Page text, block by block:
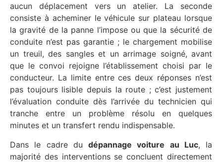
aucun déplacement vers un atelier. La seconde
consiste à acheminer le véhicule sur plateau lorsque
la gravité de la panne l’impose ou que la sécurité de
conduite n’est pas garantie ; le chargement mobilise
un treuil, des sangles et un arrimage soigné, avant
que le convoi rejoigne l’établissement choisi par le
conducteur. La limite entre ces deux réponses n’est
pas toujours lisible depuis la route ; c’est justement
l’évaluation conduite dès l’arrivée du technicien qui
tranche entre un problème résolu en quelques
minutes et un transfert rendu indispensable.
Dans le cadre du dépannage voiture au Luc, la
majorité des interventions se concluent directement